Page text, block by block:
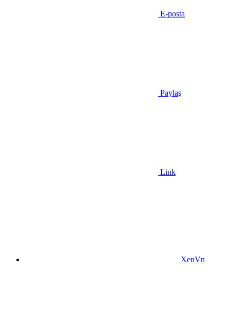
E-posta
Paylaş
Link
XenVn